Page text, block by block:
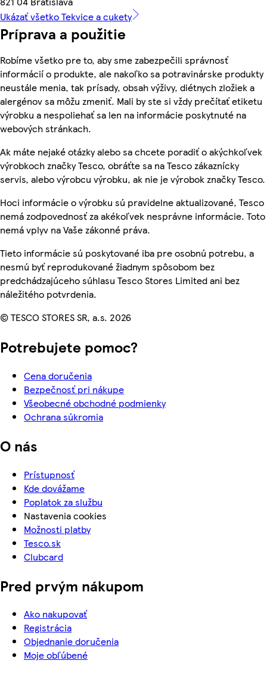
Ukázať všetko Tekvice a cukety
Príprava a použitie
Robíme všetko pre to, aby sme zabezpečili správnosť
informácií o produkte, ale nakoľko sa potravinárske produkty
neustále menia, tak prísady, obsah výživy, diétnych zložiek a
alergénov sa môžu zmeniť. Mali by ste si vždy prečítať etiketu
výrobku a nespoliehať sa len na informácie poskytnuté na
webových stránkach.
Ak máte nejaké otázky alebo sa chcete poradiť o akýchkoľvek
výrobkoch značky Tesco, obráťte sa na Tesco zákaznícky
servis, alebo výrobcu výrobku, ak nie je výrobok značky Tesco.
Hoci informácie o výrobku sú pravidelne aktualizované, Tesco
nemá zodpovednosť za akékoľvek nesprávne informácie. Toto
nemá vplyv na Vaše zákonné práva.
Tieto informácie sú poskytované iba pre osobnú potrebu, a
nesmú byť reprodukované žiadnym spôsobom bez
predchádzajúceho súhlasu Tesco Stores Limited ani bez
náležitého potvrdenia.
© TESCO STORES SR, a.s. 2026
Potrebujete pomoc?
Cena doručenia
Bezpečnosť pri nákupe
Všeobecné obchodné podmienky
Ochrana súkromia
O nás
Prístupnosť
Kde dovážame
Poplatok za službu
Nastavenia cookies
Možnosti platby
Tesco.sk
Clubcard
Pred prvým nákupom
Ako nakupovať
Registrácia
Objednanie doručenia
Moje obľúbené